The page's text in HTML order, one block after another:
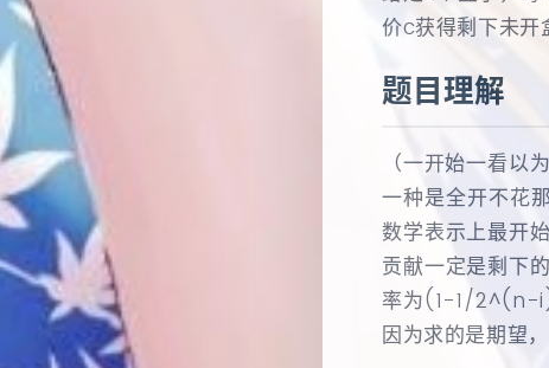
价c获得剩下未开
题目理解
（一开始一看以
一种是全开不花
数学表示上最开
贡献一定是剩下
率为(1-1/2^(n-
因为求的是期望